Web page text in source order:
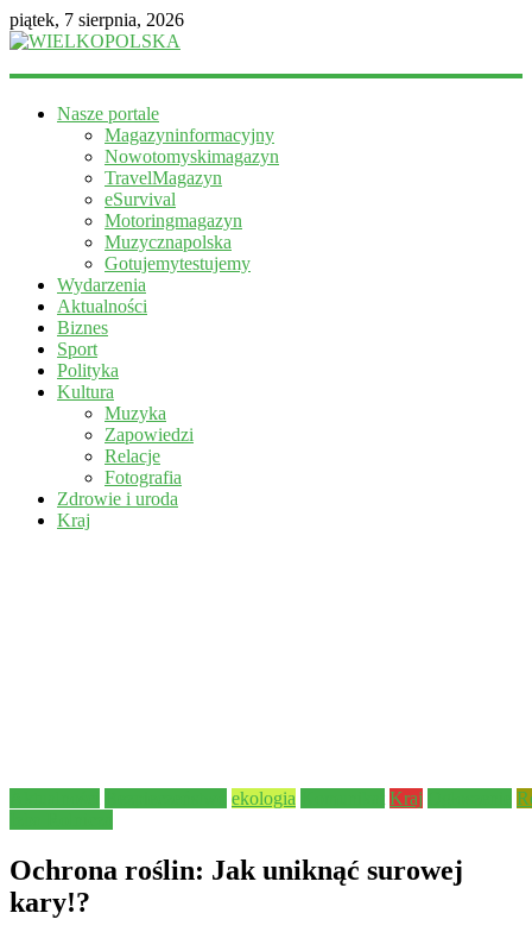
piątek, 7 sierpnia, 2026
WIELKOPOLSKA
informacyjny
Nasze portale
Magazyninformacyjny
Nowotomyskimagazyn
TravelMagazyn
eSurvival
Motoringmagazyn
Muzycznapolska
Gotujemytestujemy
Wydarzenia
Aktualności
Biznes
Sport
Polityka
Kultura
Muzyka
Zapowiedzi
Relacje
Fotografia
Zdrowie i uroda
Kraj
ekologia Kraj
Ochrona roślin: Jak uniknąć surowej
kary!?